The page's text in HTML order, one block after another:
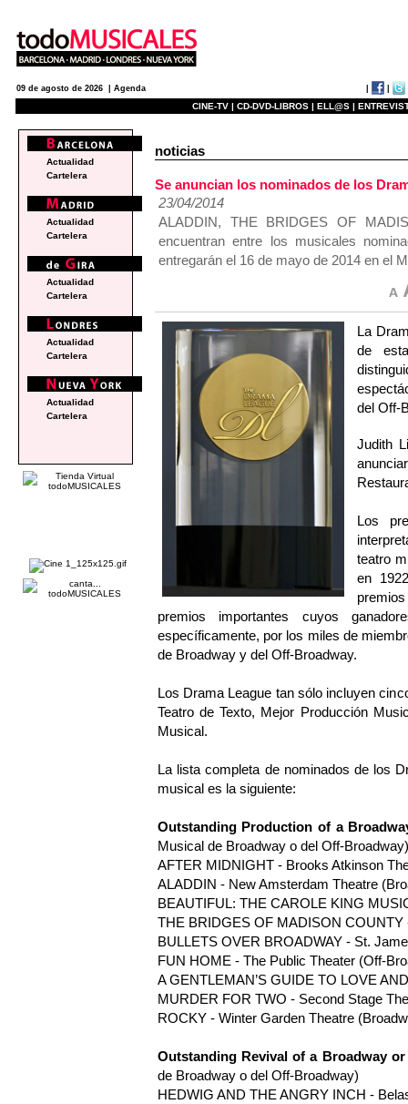
09 de agosto de 2026 | Agenda
CINE-TV | CD-DVD-LIBROS | ELL@S |
noticias
Se anuncian los nominados de los
23/04/2014
ALADDIN, THE BRIDGES OF
encuentran entre los musicales
entregarán el 16 de mayo de 2014 en el
La
de
del Off-
Judith
Los
teatro
en
premios importantes cuyos
específicamente, por los miles de
de Broadway y del Off-Broadway.
Los Drama League tan sólo incluyen
Teatro de Texto, Mejor Producción
Musical.
La lista completa de nominados de los
musical es la siguiente:
Outstanding Production of a
Musical de Broadway o del Off-Broadway)
AFTER MIDNIGHT - Brooks Atkinson
ALADDIN - New Amsterdam Theatre
BEAUTIFUL: THE CAROLE KING
THE BRIDGES OF MADISON
BULLETS OVER BROADWAY - St.
FUN HOME - The Public Theater (Off-
A GENTLEMAN’S GUIDE TO LOVE
MURDER FOR TWO - Second Stage
ROCKY - Winter Garden Theatre
Outstanding Revival of a Broadway
de Broadway o del Off-Broadway)
HEDWIG AND THE ANGRY INCH -
Actualidad
Cartelera
Actualidad
Cartelera
Actualidad
Cartelera
Actualidad
Cartelera
Actualidad
Cartelera